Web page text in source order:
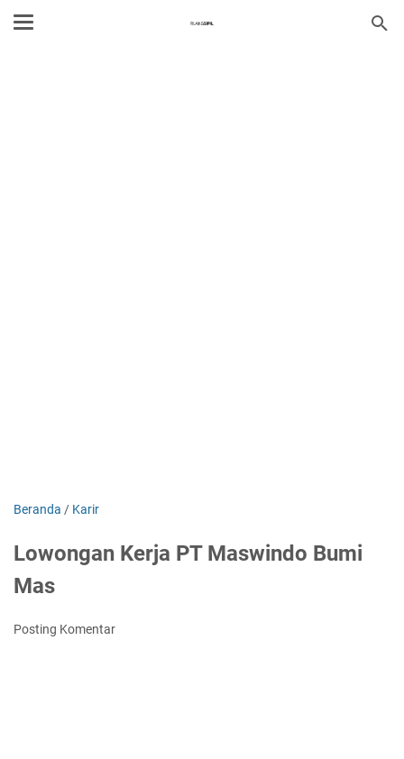
Beranda / Karir
Lowongan Kerja PT Maswindo Bumi
Mas
Posting Komentar